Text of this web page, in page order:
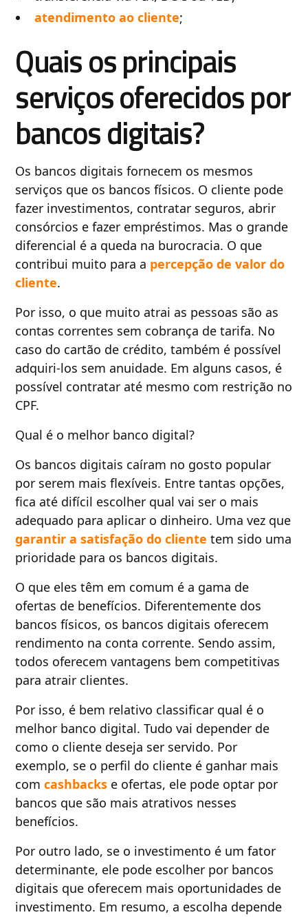
atendimento ao cliente;
Quais os principais
serviços oferecidos por
bancos digitais?
Os bancos digitais fornecem os mesmos
serviços que os bancos físicos. O cliente pode
fazer investimentos, contratar seguros, abrir
consórcios e fazer empréstimos. Mas o grande
diferencial é a queda na burocracia. O que
contribui muito para a percepção de valor do
cliente.
Por isso, o que muito atrai as pessoas são as
contas correntes sem cobrança de tarifa. No
caso do cartão de crédito, também é possível
adquiri-los sem anuidade. Em alguns casos, é
possível contratar até mesmo com restrição no
CPF.
Qual é o melhor banco digital?
Os bancos digitais caíram no gosto popular
por serem mais flexíveis. Entre tantas opções,
fica até difícil escolher qual vai ser o mais
adequado para aplicar o dinheiro. Uma vez que
garantir a satisfação do cliente tem sido uma
prioridade para os bancos digitais.
O que eles têm em comum é a gama de
ofertas de benefícios. Diferentemente dos
bancos físicos, os bancos digitais oferecem
rendimento na conta corrente. Sendo assim,
todos oferecem vantagens bem competitivas
para atrair clientes.
Por isso, é bem relativo classificar qual é o
melhor banco digital. Tudo vai depender de
como o cliente deseja ser servido. Por
exemplo, se o perfil do cliente é ganhar mais
comcashbacks e ofertas, ele pode optar por
bancos que são mais atrativos nesses
benefícios.
Por outro lado, se o investimento é um fator
determinante, ele pode escolher por bancos
digitais que oferecem mais oportunidades de
investimento. Em resumo, a escolha depende